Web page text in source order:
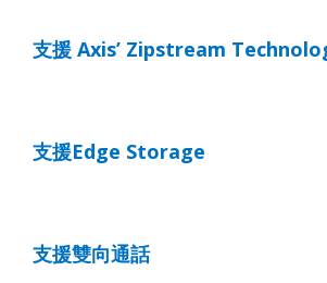
支援 Axis’ Zipstream
支援Edge Storage
支援雙向通話